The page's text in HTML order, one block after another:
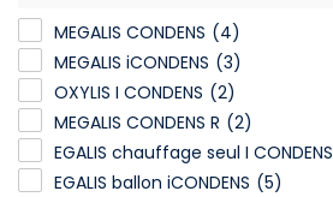
MEGALIS CONDENS (4)
MEGALIS iCONDENS (3)
OXYLIS I CONDENS (2)
MEGALIS CONDENS R (2)
EGALIS chauffage seul I CONDENS
EGALIS ballon iCONDENS (5)